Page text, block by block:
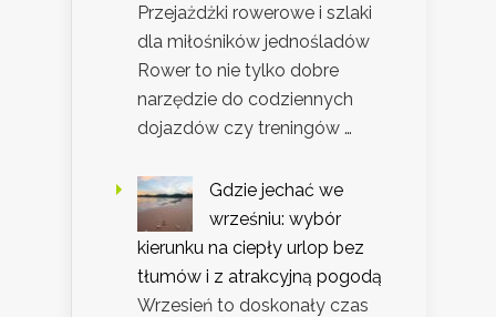
Przejażdżki rowerowe i szlaki
dla miłośników jednośladów
Rower to nie tylko dobre
narzędzie do codziennych
dojazdów czy treningów …
Gdzie jechać we
wrześniu: wybór
kierunku na ciepły urlop bez
tłumów i z atrakcyjną pogodą
Wrzesień to doskonały czas